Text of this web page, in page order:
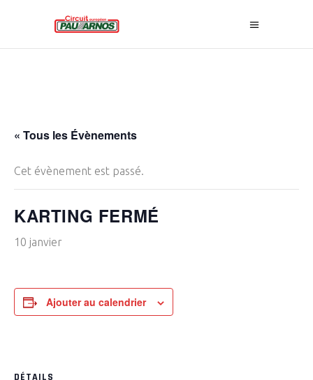
« Tous les Évènements
Cet évènement est passé.
KARTING FERMÉ
10 janvier
Ajouter au calendrier
DÉTAILS